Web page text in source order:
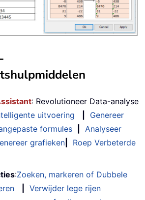
: Revolutioneer Data-analyse
uitvoering
Genereer
formules
Analyseer
grafieken
Roep Verbeterde
:Zoeken, markeren of Dubbele
Verwijder lege rijen